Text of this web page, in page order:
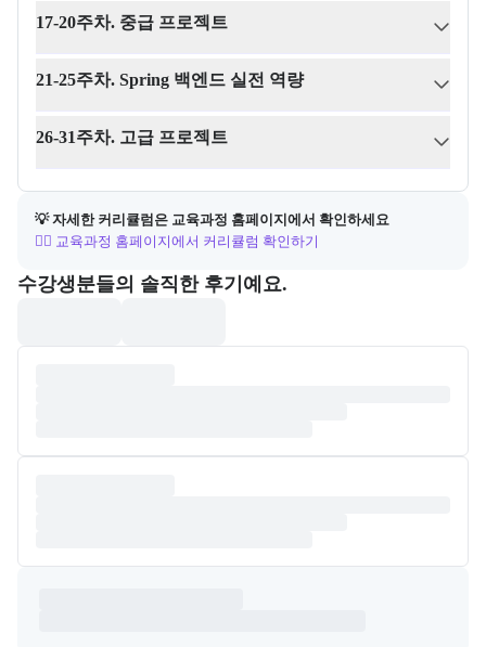
17-20주차. 중급 프로젝트
21-25주차. Spring 백엔드 실전 역량
26-31주차. 고급 프로젝트
💡 자세한 커리큘럼은 교육과정 홈페이지에서 확인하세요
👉🏻 교육과정 홈페이지에서 커리큘럼 확인하기
포폴&후기
수강생분들의 솔직한 후기예요.